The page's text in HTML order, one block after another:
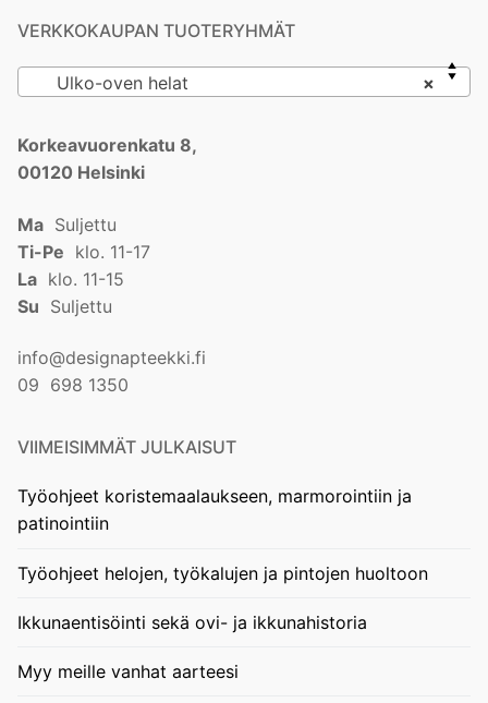
VERKKOKAUPAN TUOTERYHMÄT
×
Ulko-oven helat
Korkeavuorenkatu 8,
00120 Helsinki
Ma Suljettu
Ti-Pe klo. 11-17
La klo. 11-15
Su Suljettu
info@designapteekki.fi
09 698 1350
VIIMEISIMMÄT JULKAISUT
Työohjeet koristemaalaukseen, marmorointiin ja
patinointiin
Työohjeet helojen, työkalujen ja pintojen huoltoon
Ikkunaentisöinti sekä ovi- ja ikkunahistoria
Myy meille vanhat aarteesi